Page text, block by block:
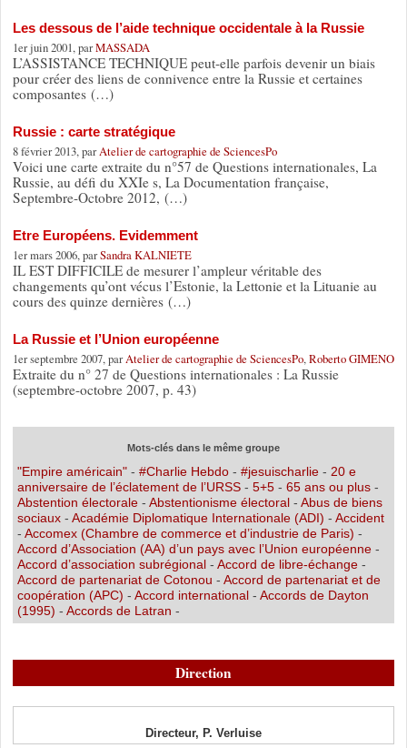
Les dessous de l’aide technique occidentale à la Russie
1er juin 2001, parMASSADA
L’ASSISTANCE TECHNIQUE peut-elle parfois devenir un biais
pour créer des liens de connivence entre la Russie et certaines
composantes (…)
Russie : carte stratégique
8 février 2013, parAtelier de cartographie de SciencesPo
Voici une carte extraite du n°57 de Questions internationales, La
Russie, au défi du XXIe s, La Documentation française,
Septembre-Octobre 2012, (…)
Etre Européens. Evidemment
1er mars 2006, parSandra KALNIETE
IL EST DIFFICILE de mesurer l’ampleur véritable des
changements qu’ont vécus l’Estonie, la Lettonie et la Lituanie au
cours des quinze dernières (…)
La Russie et l’Union européenne
1er septembre 2007, parAtelier de cartographie de SciencesPo, Roberto GIMENO
Extraite du n° 27 de Questions internationales : La Russie
(septembre-octobre 2007, p. 43)
Mots-clés dans le même groupe
"Empire américain"- #Charlie Hebdo- #jesuischarlie- 20 e
anniversaire de l’éclatement de l’URSS- 5+5- 65 ans ou plus-
Abstention électorale- Abstentionisme électoral- Abus de biens
sociaux- Académie Diplomatique Internationale (ADI) - Accident
- Accomex (Chambre de commerce et d’industrie de Paris) -
Accord d’Association (AA) d’un pays avec l’Union européenne-
Accord d’association subrégional- Accord de libre-échange-
Accord de partenariat de Cotonou - Accord de partenariat et de
coopération (APC) - Accord international- Accords de Dayton
(1995) - Accords de Latran -
Direction
Directeur, P. Verluise